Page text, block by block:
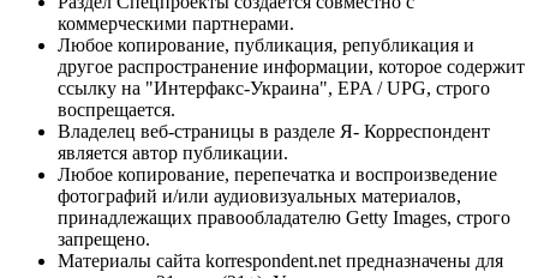
коммерческими партнерами.
Любое копирование, публикация, републикация и
другое распространение информации, которое содержит
ссылку на "Интерфакс-Украина", EPA / UPG, строго
воспрещается.
Владелец веб-страницы в разделе Я- Корреспондент
является автор публикации.
Любое копирование, перепечатка и воспроизведение
фотографий и/или аудиовизуальных материалов,
принадлежащих правообладателю Getty Images, строго
запрещено.
Материалы сайта korrespondent.net предназначены для